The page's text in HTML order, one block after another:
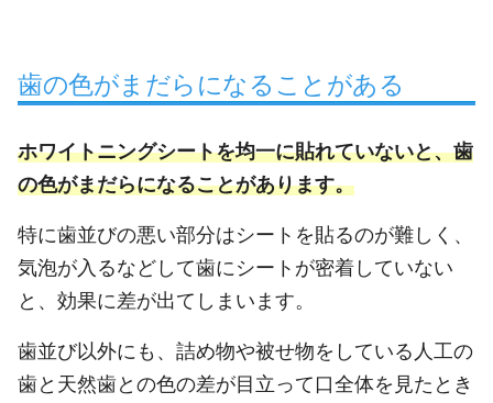
歯の色がまだらになることがある
ホワイトニングシートを均一に貼れていないと、歯
の色がまだらになることがあります。
特に歯並びの悪い部分はシートを貼るのが難しく、
気泡が入るなどして歯にシートが密着していない
と、効果に差が出てしまいます。
歯並び以外にも、詰め物や被せ物をしている人工の
歯と天然歯との色の差が目立って口全体を見たとき